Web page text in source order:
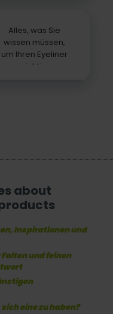
Alles, was Sie
wissen müssen,
um Ihren Eyeliner
richtig
about
Inspirationen und
und feinen
eine zu haben?